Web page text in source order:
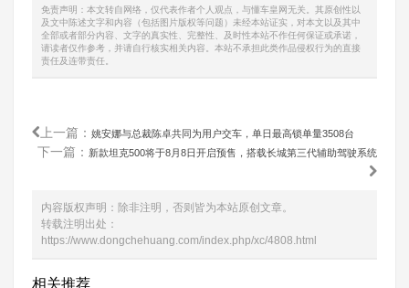
免责声明：本文转自网络，仅代表作者个人观点，与懂车皇网无关。其原创性以
及文中陈述文字和内容（包括图片版权等问题）未经本站证实，对本文以及其中
全部或者部分内容、文字的真实性、完整性、及时性本站不作任何保证或承诺，
请读者仅作参考，并请自行核实相关内容。本站不承担此类作品侵权行为的直接
责任及连带责任。
上一篇： 姚安娜与总裁陈卓共同为用户交车，单日最高锁单量3508台
下一篇： 新款坦克500将于8月8日开启预售，搭载长城第三代辅助驾驶系统
内容版权声明：除非注明，否则皆为本站原创文章。
转载注明出处：
https://www.dongchehuang.com/index.php/xc/4808.html
相关推荐